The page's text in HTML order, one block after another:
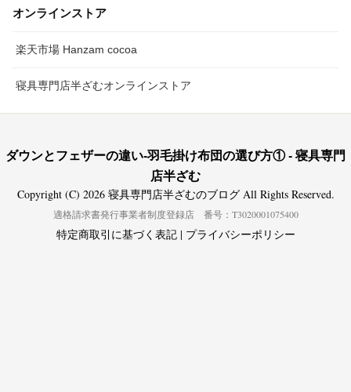
オンラインストア
楽天市場 Hanzam cocoa
寝具専門店半ざむオンラインストア
ダウンとフェザーの違い-羽毛掛け布団の選び方① - 寝具専門
店半ざむ
Copyright (C) 2026 寝具専門店半ざむのブログ All Rights Reserved.
適格請求書発行事業者制度登録店 番号：T3020001075400
特定商取引に基づく表記| プライバシーポリシー